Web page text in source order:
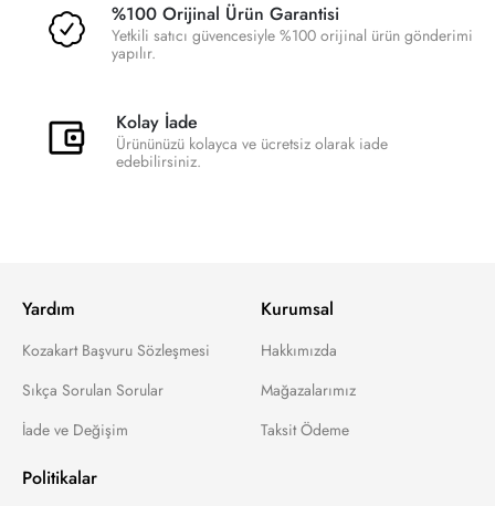
%100 Orijinal Ürün Garantisi
Yetkili satıcı güvencesiyle %100 orijinal ürün gönderimi
yapılır.
Kolay İade
Ürününüzü kolayca ve ücretsiz olarak iade
edebilirsiniz.
Yardım
Kozakart Başvuru Sözleşmesi
Sıkça Sorulan Sorular
İade ve Değişim
Kurumsal
Hakkımızda
Mağazalarımız
Taksit Ödeme
Politikalar